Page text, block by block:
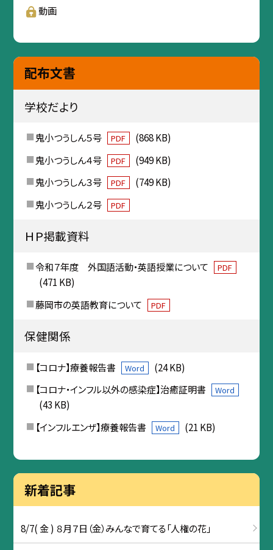
動画
配布文書
学校だより
鬼小つうしん５号 PDF
(868 KB)
鬼小つうしん４号
PDF
(949 KB)
鬼小つうしん３号
PDF
(749 KB)
鬼小つうしん２号
PDF
ＨＰ掲載資料
令和７年度 外国語活動・英語授業について PDF
(471 KB)
藤岡市の英語教育について
PDF
保健関係
【コロナ】療養報告書 Word
(24 KB)
【コロナ・インフル以外の感染症】治癒証明書
Word
(43 KB)
【インフルエンザ】療養報告書
Word (21 KB)
新着記事
8/7( 金 ) ８月７日（金）みんなで育てる「人権の花」